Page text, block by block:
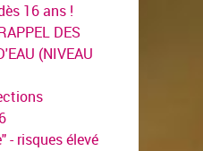
16 ans !
DES
(NIVEAU
- risques élevé